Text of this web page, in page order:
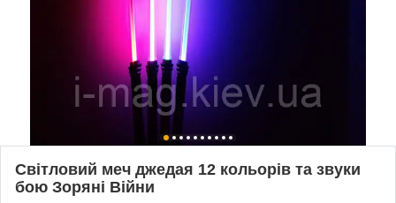
Світловий меч джедая 12 кольорів та звуки
бою Зоряні Війни